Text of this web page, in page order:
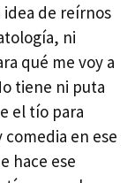
de reírnos
ni
qué me voy a
tiene ni puta
el tío para
en ese
hace ese